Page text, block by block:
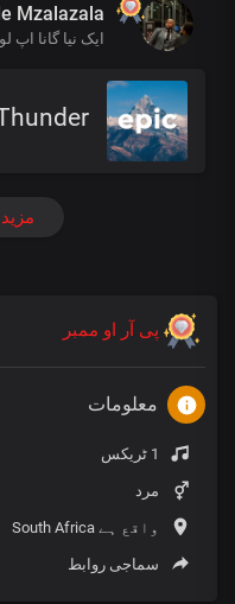
Mzalazala
ایک نیا گانا اپ
پی آر او ممبر
معلومات
مرد
واقع ہے South Africa
سماجی روابط